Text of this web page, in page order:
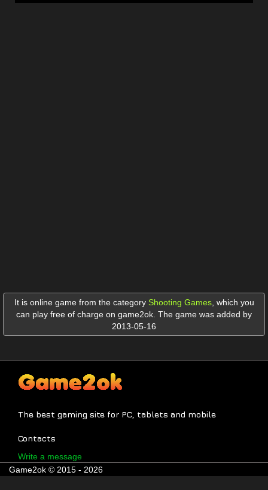
It is online game from the category Shooting Games, which you
can play free of charge on game2ok. The game was added by
2013-05-16
The best gaming site for PC, tablets and mobile
Contacts
Write a message
Game2ok © 2015 - 2026